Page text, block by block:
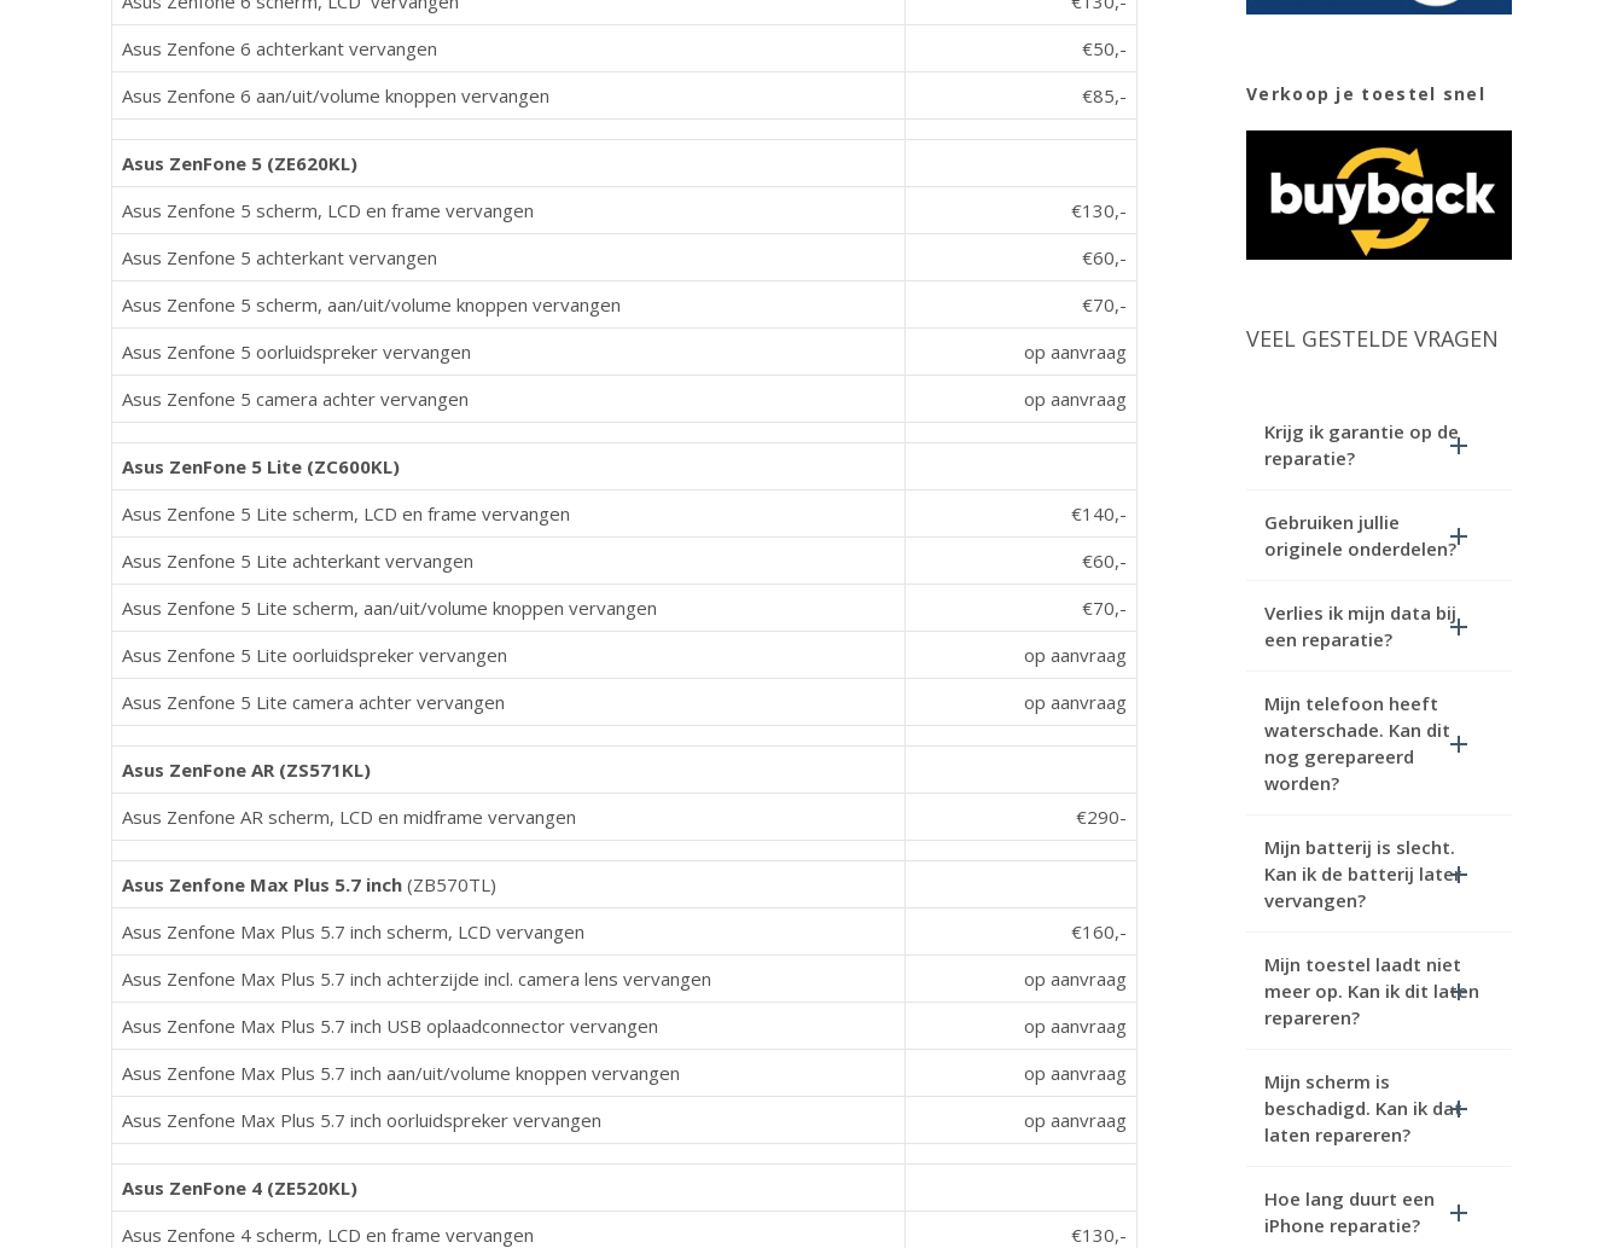
Asus Zenfone 6 achterkant vervangen
€50,-
Asus Zenfone 6 aan/uit/volume knoppen vervangen
€85,-
Asus ZenFone 5 (ZE620KL)
Asus Zenfone 5 scherm, LCD en frame vervangen
€130,-
Asus Zenfone 5 achterkant vervangen
€60,-
Asus Zenfone 5 scherm, aan/uit/volume knoppen vervangen
€70,-
Asus Zenfone 5 oorluidspreker vervangen
op aanvraag
Asus Zenfone 5 camera achter vervangen
op aanvraag
Asus ZenFone 5 Lite (ZC600KL)
Asus Zenfone 5 Lite scherm, LCD en frame vervangen
€140,-
Asus Zenfone 5 Lite achterkant vervangen
€60,-
Asus Zenfone 5 Lite scherm, aan/uit/volume knoppen vervangen
€70,-
Asus Zenfone 5 Lite oorluidspreker vervangen
op aanvraag
Asus Zenfone 5 Lite camera achter vervangen
op aanvraag
Asus ZenFone AR (ZS571KL)
Asus Zenfone AR scherm, LCD en midframe vervangen
€290-
Asus Zenfone Max Plus 5.7 inch (ZB570TL)
Asus Zenfone Max Plus 5.7 inch scherm, LCD vervangen
€160,-
Asus Zenfone Max Plus 5.7 inch achterzijde incl. camera lens vervangen
op aanvraag
Asus Zenfone Max Plus 5.7 inch USB oplaadconnector vervangen
op aanvraag
Asus Zenfone Max Plus 5.7 inch aan/uit/volume knoppen vervangen
op aanvraag
Asus Zenfone Max Plus 5.7 inch oorluidspreker vervangen
op aanvraag
Asus ZenFone 4 (ZE520KL)
Asus Zenfone 4 scherm, LCD en frame vervangen
€130,-
Verkoop je toestel snel
VEEL GESTELDE VRAGEN
Krijg ik garantie op de
reparatie?
Gebruiken jullie
originele onderdelen?
Verlies ik mijn data bij
een reparatie?
Mijn telefoon heeft
waterschade. Kan dit
nog gerepareerd
worden?
Mijn batterij is slecht.
Kan ik de batterij later
vervangen?
Mijn toestel laadt niet
meer op. Kan ik dit laten
repareren?
Mijn scherm is
beschadigd. Kan ik dat
laten repareren?
Hoe lang duurt een
iPhone reparatie?